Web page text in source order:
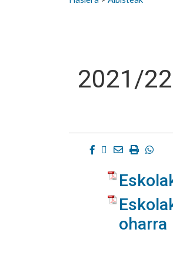
2021/
Facebook
Twitter
EmailImprimir
oharra